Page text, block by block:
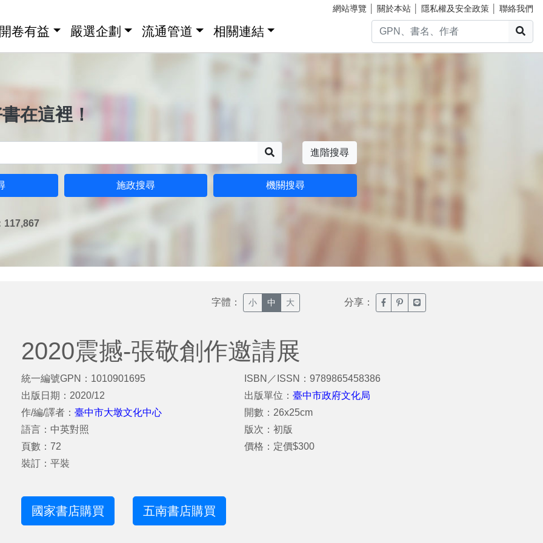
網站導覽 關於本站 隱私權及安全政策 聯絡我們
卷有益 嚴選企劃 流通管道 相關連結
在這裡！
進階搜尋
施政搜尋 機關搜尋
117,867
字體： 小 中 大 分享： 臉書分享(另開新視窗)
噗浪分享(另開新視窗)
Line分享(另開新視窗)
2020震撼-張敬創作邀請展
統一編號GPN：1010901695
出版日期：2020/12
作/編/譯者： 臺中市大墩文化中心
語言：中英對照
頁數：72
裝訂：平裝
ISBN／ISSN：9789865458386
出版單位：臺中市政府文化局
開數：26x25cm
版次：初版
價格：定價$300
國家書店購買 五南書店購買